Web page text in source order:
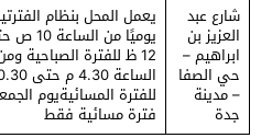
شارع عبد
العزيز بن
ابراهيم –
حي الصفا
– مدينة
جدة
يعمل المحل بنظام
يوميًا من
12 ظ للفترة الصباحية
للفترة المسائيةيوم
فترة مسائية فقط